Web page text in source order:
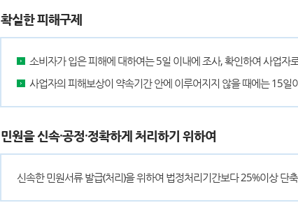
확실한 피해구제
소비자가 입은 피해에 대하여는 5일 이내에 조사, 확인하여 사업
사업자의 피해보상이 약속기간 안에 이루어지지 않을 때에는 15
민원을 신속·공정·정확하게 처리하기 위하여
신속한 민원서류 발급(처리)을 위하여 법정처리기간보다 25%이상 단